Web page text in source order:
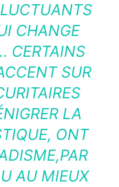
CHANGE
CERTAINS
SUR
LA
ONT
AU MIEUX